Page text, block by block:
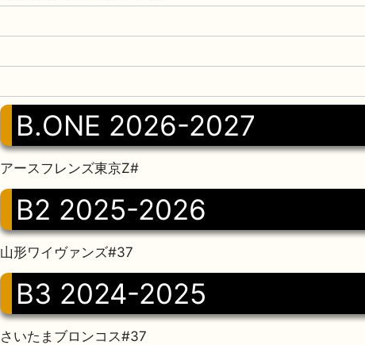
B.ONE 2026-2027
アースフレンズ東京Z#
B2 2025-2026
山形ワイヴァンズ#37
B3 2024-2025
さいたまブロンコス#37